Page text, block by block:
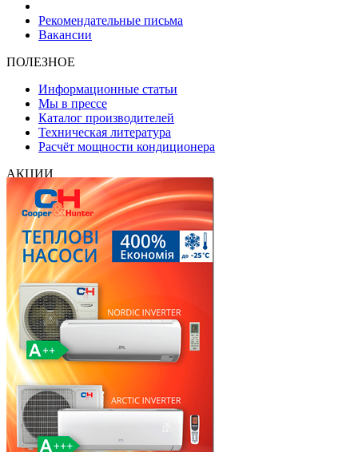
Рекомендательные письма
Вакансии
ПОЛЕЗНОЕ
Информационные статьи
Мы в прессе
Каталог производителей
Техническая литература
Расчёт мощности кондиционера
АКЦИИ